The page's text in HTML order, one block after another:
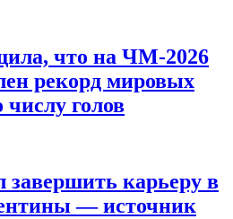
что на ЧМ-2026
рекорд мировых
числу голов
карьеру в
— источник